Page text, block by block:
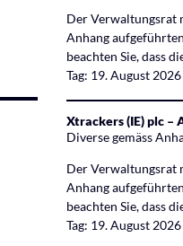
Der Verwaltungsrat
Anhang
beachten Sie, dass
Tag: 19. August
Xtrackers (IE) plc –
Diverse gemäss
Der Verwaltungsrat
Anhang
beachten Sie, dass
Tag: 19. August